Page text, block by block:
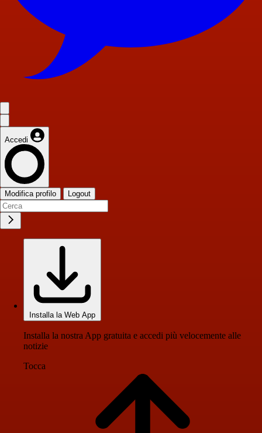
Accedi
Modifica profilo Logout
Installa la Web App
Installa la nostra App gratuita e accedi più velocemente alle
notizie
Tocca